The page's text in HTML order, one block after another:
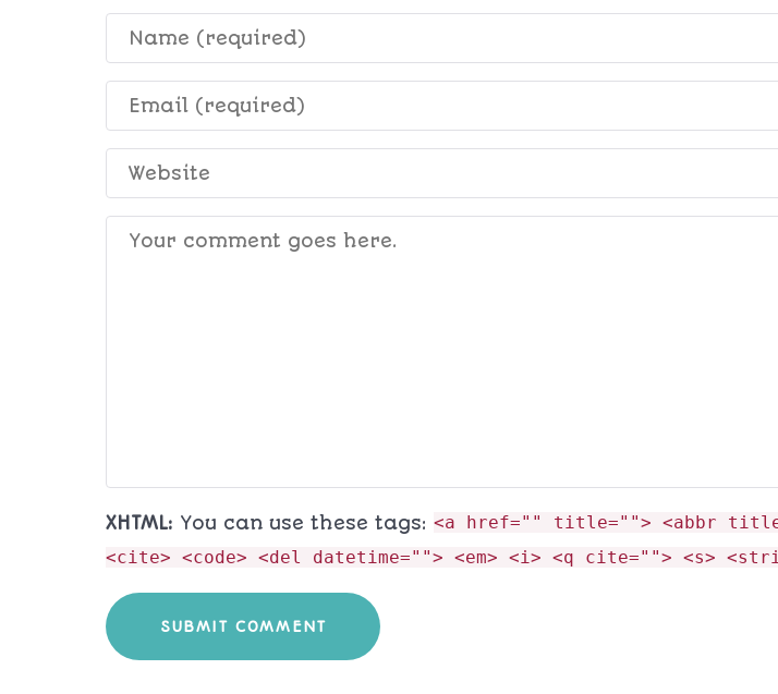
XHTML: You can use these tags: <a href="" title=""> <abbr
<cite> <code> <del datetime=""> <em> <i> <q cite=""> <s>